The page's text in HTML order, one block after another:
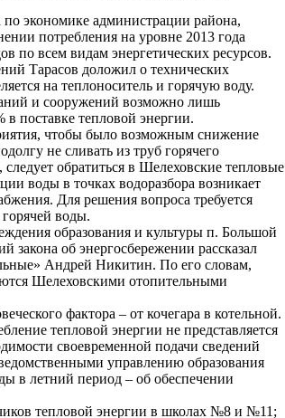
экономике администрации района,
потребления на уровне 2013 года
по всем видам энергетических ресурсов.
Тарасов доложил о технических
на теплоноситель и горячую воду.
и сооружений возможно лишь
поставке тепловой энергии.
чтобы было возможным снижение
не сливать из труб горячего
обратиться в Шелеховские тепловые
воды в точках водоразбора возникает
Для решения вопроса требуется
воды.
образования и культуры п. Большой
закона об энергосбережении рассказал
Андрей Никитин. По его словам,
Шелеховскими отопительными
фактора – от кочегара в котельной.
тепловой энергии не представляется
своевременной подачи сведений
управлению образования
в летний период – об обеспечении
тепловой энергии в школах №8 и №11;